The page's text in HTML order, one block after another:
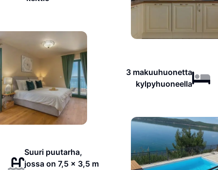
3 makuuhuonetta
kylpyhuoneella
Suuri puutarha,
jossa on 7,5 x 3,5 m